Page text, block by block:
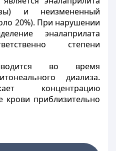
и неизмененный
20%). При нарушении
эналаприлата
степени
во время
диализа.
концентрацию
крови приблизительно